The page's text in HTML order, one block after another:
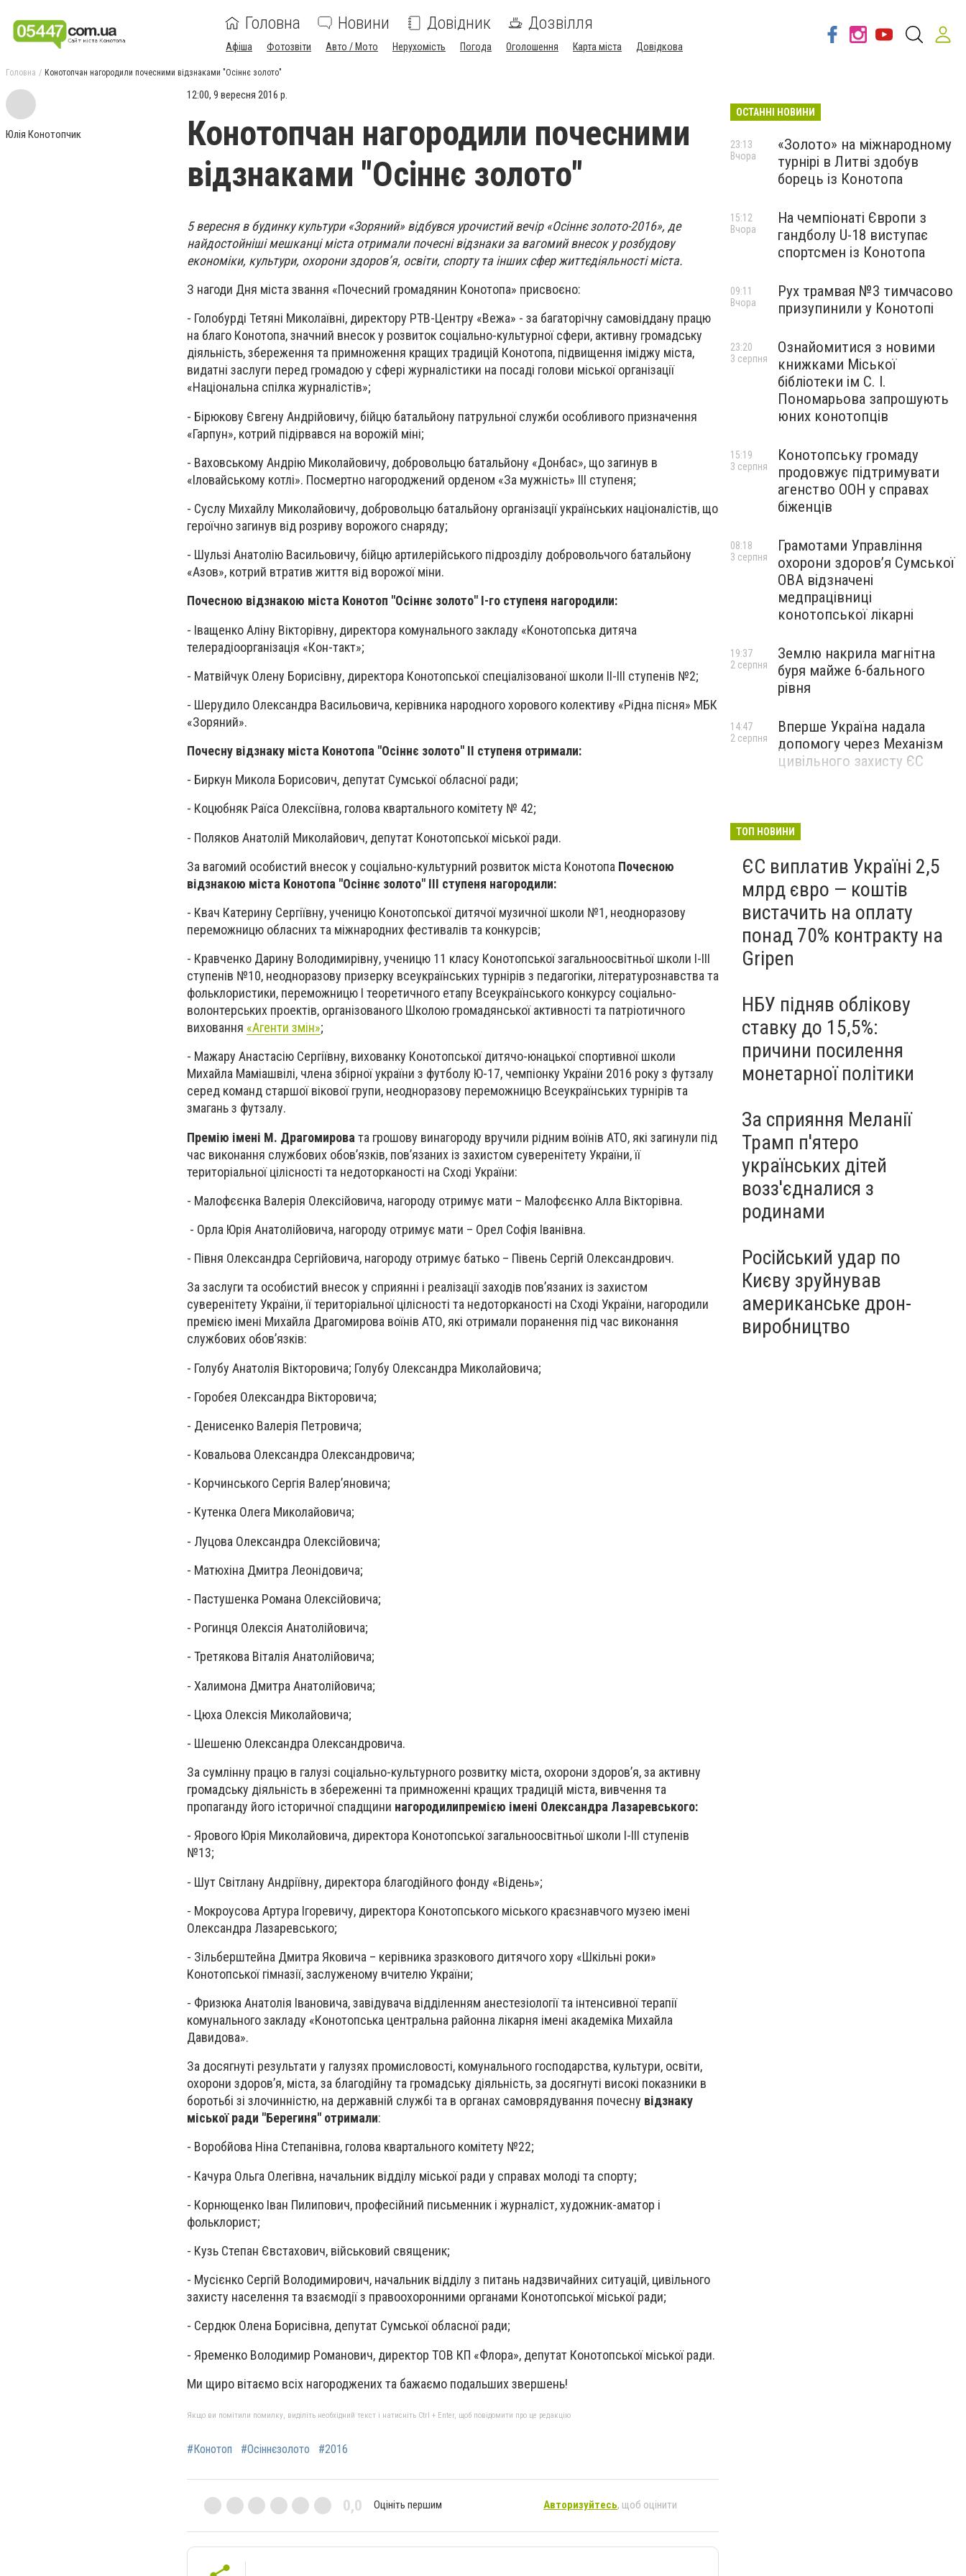
Головна Новини Довідник Дозвілля
Афіша Фотозвіти Авто / Мото Нерухомість Погода Оголошення Карта міста Довідкова
Головна Конотопчан нагородили почесними відзнаками "Осіннє золото"
Юлія Конотопчик
12:00, 9 вересня 2016 р.
Конотопчан нагородили почесними
відзнаками "Осіннє золото"
5 вересня в будинку культури «Зоряний» відбувся урочистий вечір «Осіннє золото-2016», де
найдостойніші мешканці міста отримали почесні відзнаки за вагомий внесок у розбудову
економіки, культури, охорони здоров’я, освіти, спорту та інших сфер життєдіяльності міста.
З нагоди Дня міста звання «Почесний громадянин Конотопа» присвоєно:
- Голобурді Тетяні Миколаївні, директору РТВ-Центру «Вежа» - за багаторічну самовіддану працю
на благо Конотопа, значний внесок у розвиток соціально-культурної сфери, активну громадську
діяльність, збереження та примноження кращих традицій Конотопа, підвищення іміджу міста,
видатні заслуги перед громадою у сфері журналістики на посаді голови міської організації
«Національна спілка журналістів»;
- Бірюкову Євгену Андрійовичу, бійцю батальйону патрульної служби особливого призначення
«Гарпун», котрий підірвався на ворожій міні;
- Ваховському Андрію Миколайовичу, добровольцю батальйону «Донбас», що загинув в
«Іловайському котлі». Посмертно нагороджений орденом «За мужність» III ступеня;
- Суслу Михайлу Миколайовичу, добровольцю батальйону організації українських націоналістів, що
героїчно загинув від розриву ворожого снаряду;
- Шульзі Анатолію Васильовичу, бійцю артилерійського підрозділу добровольчого батальйону
«Азов», котрий втратив життя від ворожої міни.
Почесною відзнакою міста Конотоп "Осіннє золото" І-го ступеня нагородили:
- Іващенко Аліну Вікторівну, директора комунального закладу «Конотопська дитяча
телерадіоорганізація «Кон-такт»;
- Матвійчук Олену Борисівну, директора Конотопської спеціалізованої школи IІ-III ступенів №2;
- Шерудило Олександра Васильовича, керівника народного хорового колективу «Рідна пісня» МБК
«Зоряний».
Почесну відзнаку міста Конотопа "Осіннє золото" ІІ ступеня отримали:
- Биркун Микола Борисович, депутат Сумської обласної ради;
- Коцюбняк Раїса Олексіївна, голова квартального комітету № 42;
- Поляков Анатолій Миколайович, депутат Конотопської міської ради.
За вагомий особистий внесок у соціально-культурний розвиток міста Конотопа Почесною
відзнакою міста Конотопа "Осіннє золото" ІІІ ступеня нагородили:
- Квач Катерину Сергіївну, ученицю Конотопської дитячої музичної школи №1, неодноразову
переможницю обласних та міжнародних фестивалів та конкурсів;
- Кравченко Дарину Володимирівну, ученицю 11 класу Конотопської загальноосвітньої школи І-ІІІ
ступенів №10, неодноразову призерку всеукраїнських турнірів з педагогіки, літературознавства та
фольклористики, переможницю І теоретичного етапу Всеукраїнського конкурсу соціально-
волонтерських проектів, організованого Школою громадянської активності та патріотичного
виховання «Агенти змін»;
- Мажару Анастасію Сергіївну, вихованку Конотопської дитячо-юнацької спортивної школи
Михайла Маміашвілі, члена збірної україни з футболу Ю-17, чемпіонку України 2016 року з футзалу
серед команд старшої вікової групи, неодноразову переможницю Всеукраїнських турнірів та
змагань з футзалу.
Премію імені М. Драгомирова та грошову винагороду вручили рідним воїнів АТО, які загинули під
час виконання службових обов’язків, пов’язаних із захистом суверенітету України, її
територіальної цілісності та недоторканості на Сході України:
- Малофєєнка Валерія Олексійовича, нагороду отримує мати – Малофєєнко Алла Вікторівна.
- Орла Юрія Анатолійовича, нагороду отримує мати – Орел Софія Іванівна.
- Півня Олександра Сергійовича, нагороду отримує батько – Півень Сергій Олександрович.
За заслуги та особистий внесок у сприянні і реалізації заходів пов’язаних із захистом
суверенітету України, її територіальної цілісності та недоторканості на Сході України, нагородили
премією імені Михайла Драгомирова воїнів АТО, які отримали поранення під час виконання
службових обов’язків:
- Голубу Анатолія Вікторовича; Голубу Олександра Миколайовича;
- Горобея Олександра Вікторовича;
- Денисенко Валерія Петровича;
- Ковальова Олександра Олександровича;
- Корчинського Сергія Валер’яновича;
- Кутенка Олега Миколайовича;
- Луцова Олександра Олексійовича;
- Матюхіна Дмитра Леонідовича;
- Пастушенка Романа Олексійовича;
- Рогинця Олексія Анатолійовича;
- Третякова Віталія Анатолійовича;
- Халимона Дмитра Анатолійовича;
- Цюха Олексія Миколайовича;
- Шешеню Олександра Олександровича.
За сумлінну працю в галузі соціально-культурного розвитку міста, охорони здоров’я, за активну
громадську діяльність в збереженні та примноженні кращих традицій міста, вивчення та
пропаганду його історичної спадщини нагородилипремією імені Олександра Лазаревського:
- Ярового Юрія Миколайовича, директора Конотопської загальноосвітньої школи І-ІІІ ступенів
№13;
- Шут Світлану Андріївну, директора благодійного фонду «Відень»;
- Мокроусова Артура Ігоревичу, директора Конотопського міського краєзнавчого музею імені
Олександра Лазаревського;
- Зільберштейна Дмитра Яковича – керівника зразкового дитячого хору «Шкільні роки»
Конотопської гімназії, заслуженому вчителю України;
- Фризюка Анатолія Івановича, завідувача відділенням анестезіології та інтенсивної терапії
комунального закладу «Конотопська центральна районна лікарня імені академіка Михайла
Давидова».
За досягнуті результати у галузях промисловості, комунального господарства, культури, освіти,
охорони здоров’я, міста, за благодійну та громадську діяльність, за досягнуті високі показники в
боротьбі зі злочинністю, на державній службі та в органах самоврядування почесну відзнаку
міської ради "Берегиня" отримали:
- Воробйова Ніна Степанівна, голова квартального комітету №22;
- Качура Ольга Олегівна, начальник відділу міської ради у справах молоді та спорту;
- Корнющенко Іван Пилипович, професійний письменник і журналіст, художник-аматор і
фольклорист;
- Кузь Степан Євстахович, військовий священик;
- Мусієнко Сергій Володимирович, начальник відділу з питань надзвичайних ситуацій, цивільного
захисту населення та взаємодії з правоохоронними органами Конотопської міської ради;
- Сердюк Олена Борисівна, депутат Сумської обласної ради;
- Яременко Володимир Романович, директор ТОВ КП «Флора», депутат Конотопської міської ради.
Ми щиро вітаємо всіх нагороджених та бажаємо подальших звершень!
Якщо ви помітили помилку, виділіть необхідний текст і натисніть Ctrl + Enter, щоб повідомити про це редакцію
#Конотоп #Осіннєзолото #2016
0,0 Оцініть першим Авторизуйтесь, щоб оцінити
ОСТАННІ НОВИНИ
«Золото» на міжнародному
турнірі в Литві здобув
борець із Конотопа
23:13
Вчора
На чемпіонаті Європи з
гандболу U-18 виступає
спортсмен із Конотопа
15:12
Вчора
Рух трамвая №3 тимчасово
призупинили у Конотопі
09:11
Вчора
Ознайомитися з новими
книжками Міської
бібліотеки ім С. І.
Пономарьова запрошують
юних конотопців
23:20
3 серпня
Конотопську громаду
продовжує підтримувати
агенство ООН у справах
біженців
15:19
3 серпня
Грамотами Управління
охорони здоров’я Сумської
ОВА відзначені
медпрацівниці
конотопської лікарні
08:18
3 серпня
Землю накрила магнітна
буря майже 6-бального
рівня
19:37
2 серпня
Вперше Україна надала
допомогу через Механізм
цивільного захисту ЄС
14:47
2 серпня
ТОП НОВИНИ
ЄС виплатив Україні 2,5
млрд євро — коштів
вистачить на оплату
понад 70% контракту на
Gripen
НБУ підняв облікову
ставку до 15,5%:
причини посилення
монетарної політики
За сприяння Меланії
Трамп п'ятеро
українських дітей
возз'єдналися з
родинами
Російський удар по
Києву зруйнував
американське дрон-
виробництво